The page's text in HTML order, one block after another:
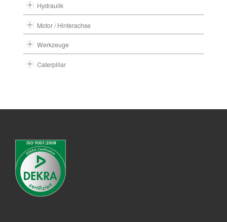
Hydraulik
Motor / Hinterachse
Werkzeuge
Caterpillar